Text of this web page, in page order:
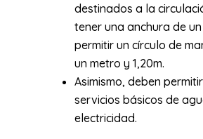
destinados a la
tener una anchura de
permitir un círculo de
un metro y 1,20m.
Asimismo, deben
servicios básicos de
electricidad.